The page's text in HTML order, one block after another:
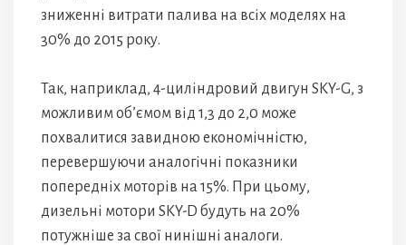
зниженні витрати палива на всіх моделях на
30% до 2015 року.
Так, наприклад, 4-циліндровий двигун SKY-G, з
можливим об’ємом від 1,3 до 2,0 може
похвалитися завидною економічністю,
перевершуючи аналогічні показники
попередніх моторів на 15%. При цьому,
дизельні мотори SKY-D будуть на 20%
потужніше за свої нинішні аналоги.